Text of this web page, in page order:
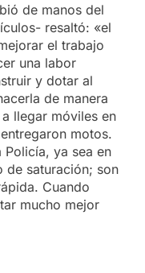
de manos del
resaltó: «el
el trabajo
una labor
y dotar al
de manera
llegar móviles en
motos.
Policía, ya sea en
de saturación; son
Cuando
mucho mejor